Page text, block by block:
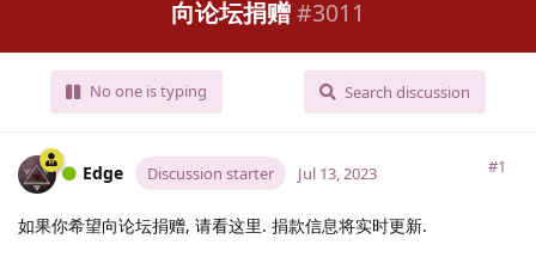
向论坛捐赠#3011
No one is typing Search discussion
Edge Discussion starter #1
Jul 13, 2023
如果你希望向论坛捐赠, 请看这里. 捐款信息将实时更新.